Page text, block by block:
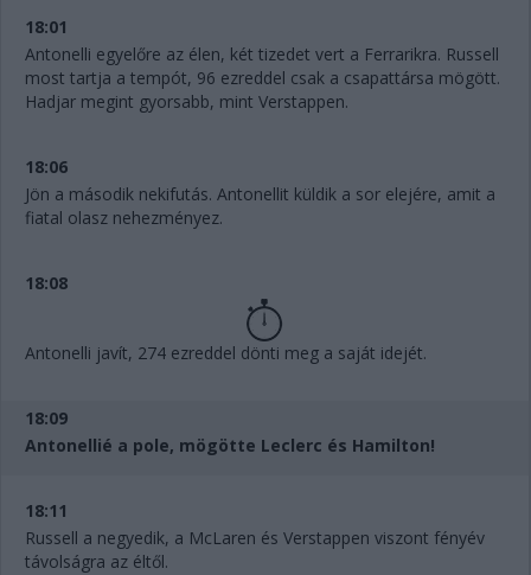
18:01
Antonelli egyelőre az élen, két tizedet vert a Ferrarikra. Russell
most tartja a tempót, 96 ezreddel csak a csapattársa mögött.
Hadjar megint gyorsabb, mint Verstappen.
18:06
Jön a második nekifutás. Antonellit küldik a sor elejére, amit a
fiatal olasz nehezményez.
18:08
Antonelli javít, 274 ezreddel dönti meg a saját idejét.
18:09
Antonellié a pole, mögötte Leclerc és Hamilton!
18:11
Russell a negyedik, a McLaren és Verstappen viszont fényév
távolságra az éltől.